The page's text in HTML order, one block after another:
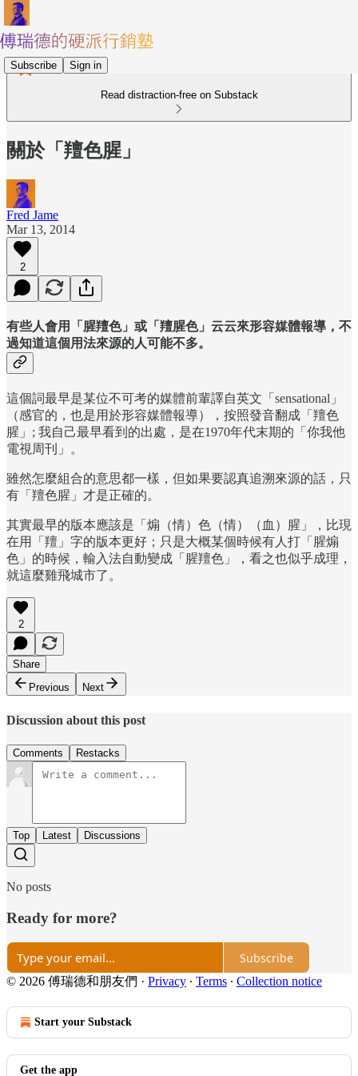
Subscribe Sign in
Read distraction-free on Substack
關於「羶色腥」
Fred Jame
Mar 13, 2014
2
有些人會用「腥羶色」或「羶腥色」云云來形容媒體報導，不
過知道這個用法來源的人可能不多。
這個詞最早是某位不可考的媒體前輩譯自英文「sensational」
（感官的，也是用於形容媒體報導），按照發音翻成「羶色
腥」; 我自己最早看到的出處，是在1970年代末期的「你我他
電視周刊」。
雖然怎麼組合的意思都一樣，但如果要認真追溯來源的話，只
有「羶色腥」才是正確的。
其實最早的版本應該是「煽（情）色（情）（血）腥」，比現
在用「羶」字的版本更好；只是大概某個時候有人打「腥煽
色」的時候，輸入法自動變成「腥羶色」，看之也似乎成理，
就這麼雞飛城市了。
2
Share
Previous
Next
Discussion about this post
Comments Restacks
Top Latest Discussions
No posts
Ready for more?
Subscribe
© 2026 傅瑞德和朋友們 · Privacy ∙ Terms ∙ Collection notice
Start your Substack
Get the app